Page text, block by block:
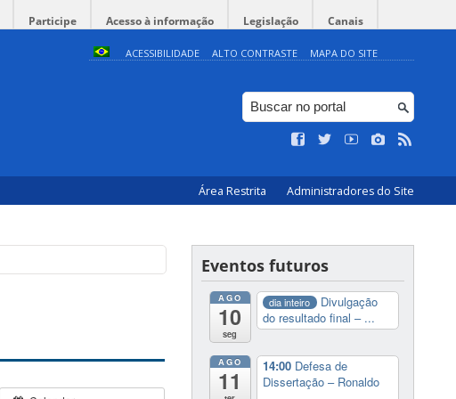
Participe Acesso à informação Legislação Canais
ACESSIBILIDADE ALTO CONTRASTE MAPA DO SITE
Área Restrita Administradores do Site
Eventos futuros
AGO
10
seg
dia inteiro
Divulgação
do resultado final – ...
AGO
11
14:00 Defesa de
Dissertação – Ronaldo